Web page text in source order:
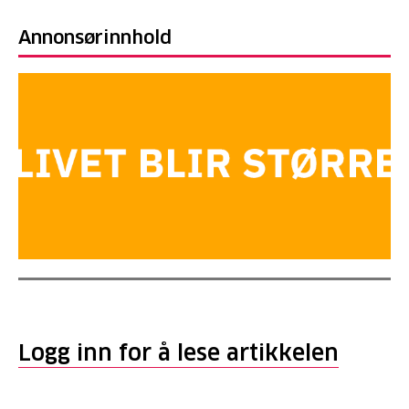
Annonsørinnhold
Logg inn for å lese artikkelen